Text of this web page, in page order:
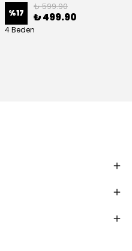
%17
₺ 599.90
₺ 499.90
4 Beden